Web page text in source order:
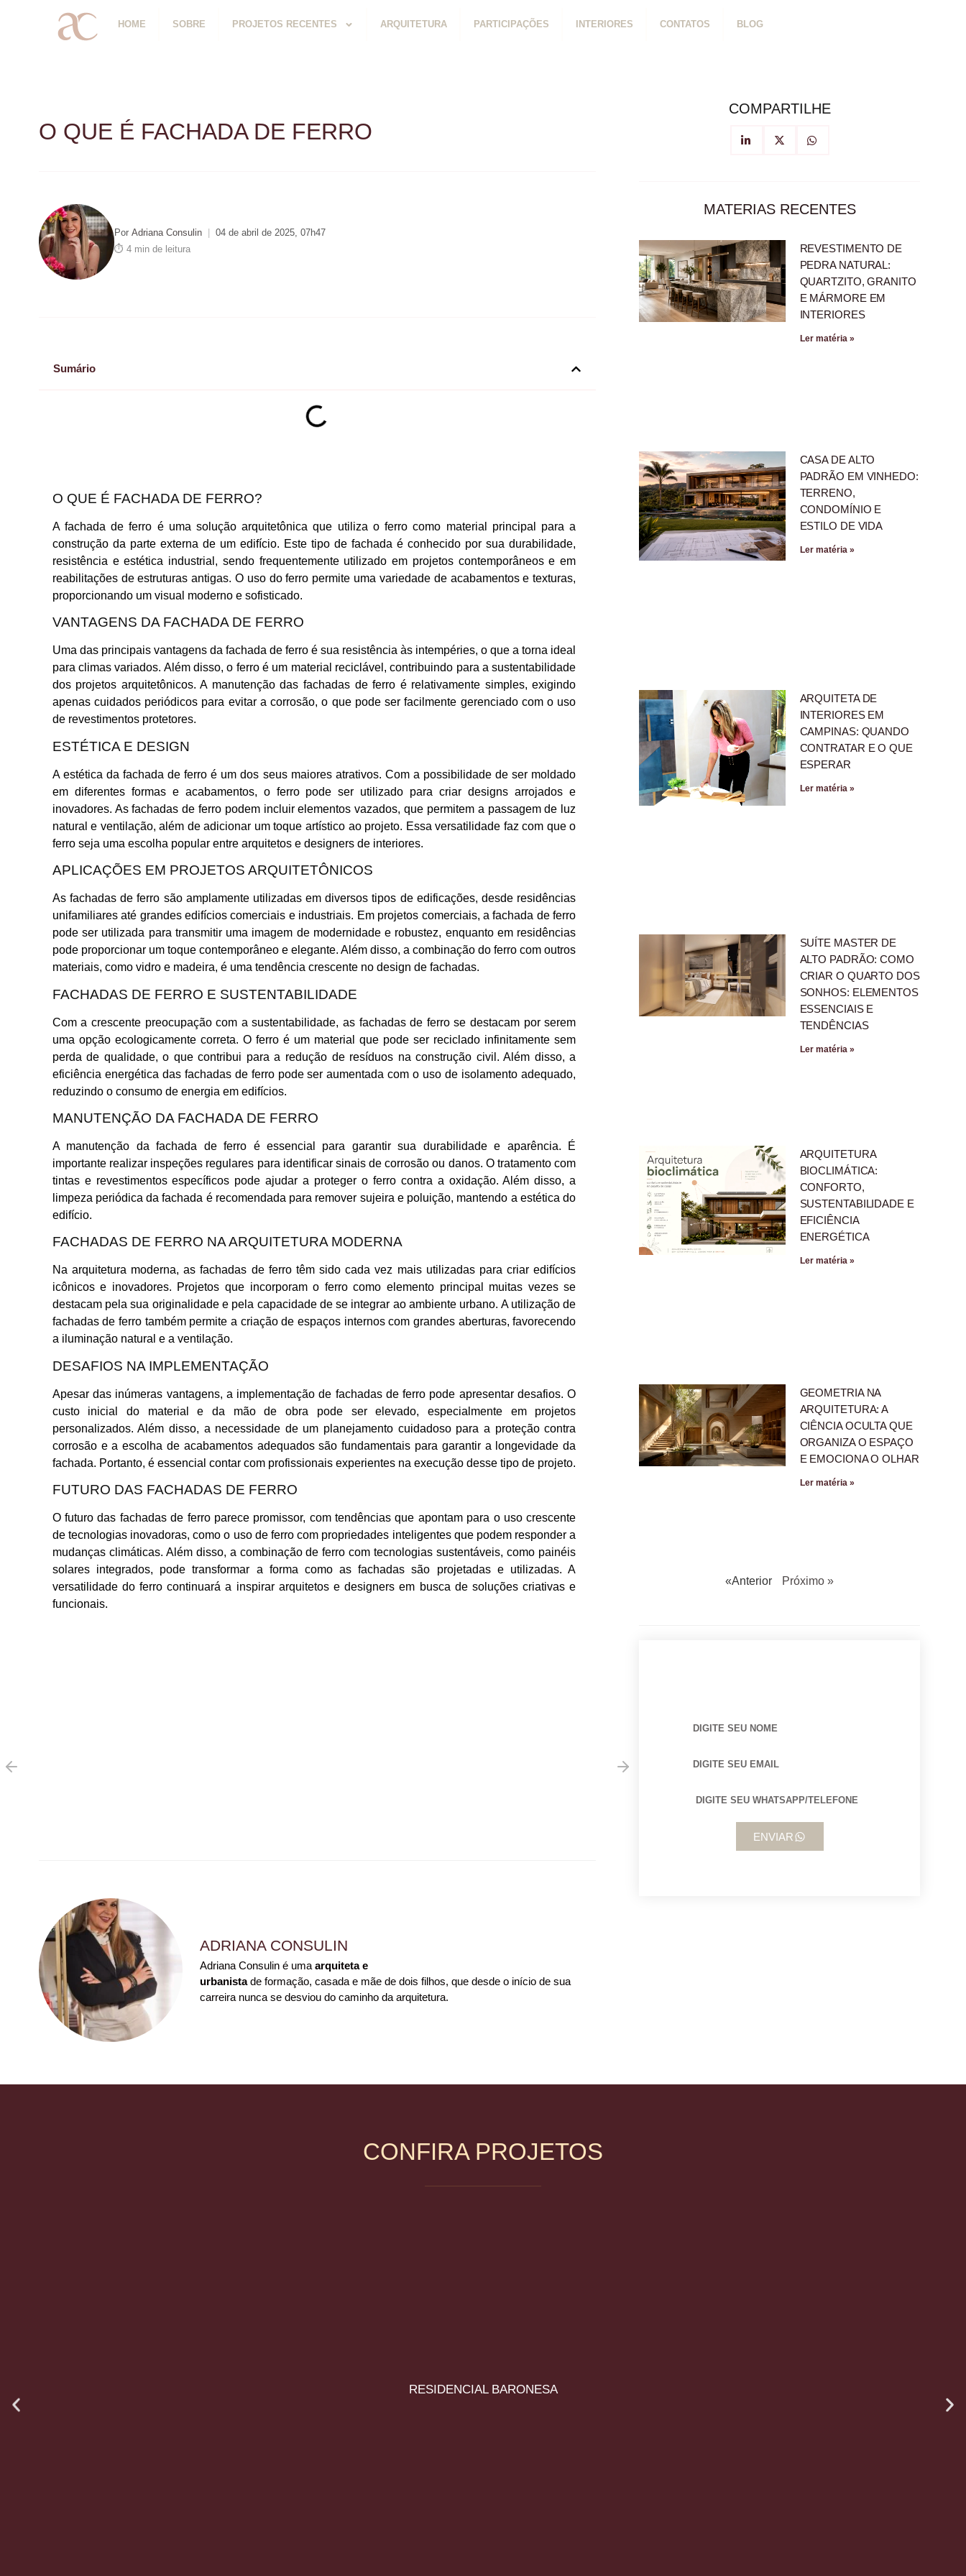
HOME SOBRE PROJETOS RECENTES ARQUITETURA PARTICIPAÇÕES INTERIORES CONTATOS BLOG
O QUE É FACHADA DE FERRO
PorAdriana Consulin
04 de abril de 2025, 07h47
⏱ 4 min de leitura
Sumário
O QUE É FACHADA DE FERRO?
A fachada de ferro é uma solução arquitetônica que utiliza o ferro como material principal para a
construção da parte externa de um edifício. Este tipo de fachada é conhecido por sua durabilidade,
resistência e estética industrial, sendo frequentemente utilizado em projetos contemporâneos e em
reabilitações de estruturas antigas. O uso do ferro permite uma variedade de acabamentos e texturas,
proporcionando um visual moderno e sofisticado.
VANTAGENS DA FACHADA DE FERRO
Uma das principais vantagens da fachada de ferro é sua resistência às intempéries, o que a torna ideal
para climas variados. Além disso, o ferro é um material reciclável, contribuindo para a sustentabilidade
dos projetos arquitetônicos. A manutenção das fachadas de ferro é relativamente simples, exigindo
apenas cuidados periódicos para evitar a corrosão, o que pode ser facilmente gerenciado com o uso
de revestimentos protetores.
ESTÉTICA E DESIGN
A estética da fachada de ferro é um dos seus maiores atrativos. Com a possibilidade de ser moldado
em diferentes formas e acabamentos, o ferro pode ser utilizado para criar designs arrojados e
inovadores. As fachadas de ferro podem incluir elementos vazados, que permitem a passagem de luz
natural e ventilação, além de adicionar um toque artístico ao projeto. Essa versatilidade faz com que o
ferro seja uma escolha popular entre arquitetos e designers de interiores.
APLICAÇÕES EM PROJETOS ARQUITETÔNICOS
As fachadas de ferro são amplamente utilizadas em diversos tipos de edificações, desde residências
unifamiliares até grandes edifícios comerciais e industriais. Em projetos comerciais, a fachada de ferro
pode ser utilizada para transmitir uma imagem de modernidade e robustez, enquanto em residências
pode proporcionar um toque contemporâneo e elegante. Além disso, a combinação do ferro com outros
materiais, como vidro e madeira, é uma tendência crescente no design de fachadas.
FACHADAS DE FERRO E SUSTENTABILIDADE
Com a crescente preocupação com a sustentabilidade, as fachadas de ferro se destacam por serem
uma opção ecologicamente correta. O ferro é um material que pode ser reciclado infinitamente sem
perda de qualidade, o que contribui para a redução de resíduos na construção civil. Além disso, a
eficiência energética das fachadas de ferro pode ser aumentada com o uso de isolamento adequado,
reduzindo o consumo de energia em edifícios.
MANUTENÇÃO DA FACHADA DE FERRO
A manutenção da fachada de ferro é essencial para garantir sua durabilidade e aparência. É
importante realizar inspeções regulares para identificar sinais de corrosão ou danos. O tratamento com
tintas e revestimentos específicos pode ajudar a proteger o ferro contra a oxidação. Além disso, a
limpeza periódica da fachada é recomendada para remover sujeira e poluição, mantendo a estética do
edifício.
FACHADAS DE FERRO NA ARQUITETURA MODERNA
Na arquitetura moderna, as fachadas de ferro têm sido cada vez mais utilizadas para criar edifícios
icônicos e inovadores. Projetos que incorporam o ferro como elemento principal muitas vezes se
destacam pela sua originalidade e pela capacidade de se integrar ao ambiente urbano. A utilização de
fachadas de ferro também permite a criação de espaços internos com grandes aberturas, favorecendo
a iluminação natural e a ventilação.
DESAFIOS NA IMPLEMENTAÇÃO
Apesar das inúmeras vantagens, a implementação de fachadas de ferro pode apresentar desafios. O
custo inicial do material e da mão de obra pode ser elevado, especialmente em projetos
personalizados. Além disso, a necessidade de um planejamento cuidadoso para a proteção contra
corrosão e a escolha de acabamentos adequados são fundamentais para garantir a longevidade da
fachada. Portanto, é essencial contar com profissionais experientes na execução desse tipo de projeto.
FUTURO DAS FACHADAS DE FERRO
O futuro das fachadas de ferro parece promissor, com tendências que apontam para o uso crescente
de tecnologias inovadoras, como o uso de ferro com propriedades inteligentes que podem responder a
mudanças climáticas. Além disso, a combinação de ferro com tecnologias sustentáveis, como painéis
solares integrados, pode transformar a forma como as fachadas são projetadas e utilizadas. A
versatilidade do ferro continuará a inspirar arquitetos e designers em busca de soluções criativas e
funcionais.
ADRIANA CONSULIN
Adriana Consulin é umaarquiteta e
urbanistade formação, casada e mãe de dois filhos, que desde o início de sua
carreira nunca se desviou do caminho da arquitetura.
COMPARTILHE
MATERIAS RECENTES
REVESTIMENTO DE
PEDRA NATURAL:
QUARTZITO, GRANITO
E MÁRMORE EM
INTERIORES
Ler matéria »
CASA DE ALTO
PADRÃO EM VINHEDO:
TERRENO,
CONDOMÍNIO E
ESTILO DE VIDA
Ler matéria »
ARQUITETA DE
INTERIORES EM
CAMPINAS: QUANDO
CONTRATAR E O QUE
ESPERAR
Ler matéria »
SUÍTE MASTER DE
ALTO PADRÃO: COMO
CRIAR O QUARTO DOS
SONHOS: ELEMENTOS
ESSENCIAIS E
TENDÊNCIAS
Ler matéria »
ARQUITETURA
BIOCLIMÁTICA:
CONFORTO,
SUSTENTABILIDADE E
EFICIÊNCIA
ENERGÉTICA
Ler matéria »
GEOMETRIA NA
ARQUITETURA: A
CIÊNCIA OCULTA QUE
ORGANIZA O ESPAÇO
E EMOCIONA O OLHAR
Ler matéria »
«Anterior Próximo »
ENVIAR
CONFIRA PROJETOS
RESIDENCIAL BARONESA